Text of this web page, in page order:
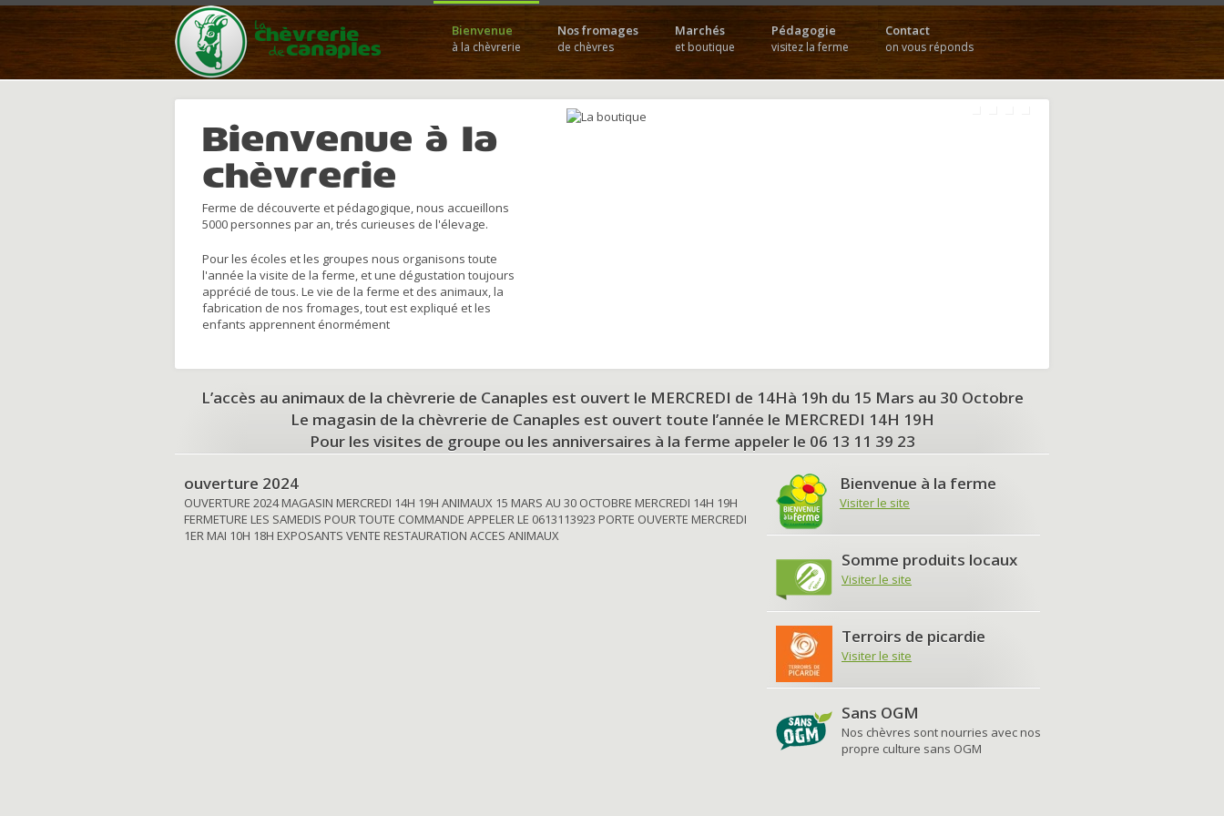
Bienvenue
à la chèvrerie
Nos fromages
de chèvres
Marchés
et boutique
Pédagogie
visitez la ferme
Contact
on vous réponds
Bienvenue à la
chèvrerie
Ferme de découverte et pédagogique, nous accueillons
5000 personnes par an, trés curieuses de l'élevage.
Pour les écoles et les groupes nous organisons toute
l'année la visite de la ferme, et une dégustation toujours
apprécié de tous. Le vie de la ferme et des animaux, la
fabrication de nos fromages, tout est expliqué et les
enfants apprennent énormément
L’accès au animaux de la chèvrerie de Canaples est ouvert le MERCREDI de 14Hà 19h du 15 Mars au 30 Octobre
Le magasin de la chèvrerie de Canaples est ouvert toute l’année le MERCREDI 14H 19H
Pour les visites de groupe ou les anniversaires à la ferme appeler le 06 13 11 39 23
ouverture 2024
OUVERTURE 2024 MAGASIN MERCREDI 14H 19H ANIMAUX 15 MARS AU 30 OCTOBRE MERCREDI 14H 19H
FERMETURE LES SAMEDIS POUR TOUTE COMMANDE APPELER LE 0613113923 PORTE OUVERTE MERCREDI
1ER MAI 10H 18H EXPOSANTS VENTE RESTAURATION ACCES ANIMAUX
Bienvenue à la ferme
Visiter le site
Somme produits locaux
Visiter le site
Terroirs de picardie
Visiter le site
Sans OGM
Nos chèvres sont nourries avec nos
propre culture sans OGM